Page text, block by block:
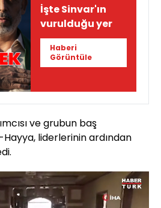
İşte Sinvar'ın
vurulduğu yer
Haberi
Görüntüle
ve grubun baş
liderlerinin ardından